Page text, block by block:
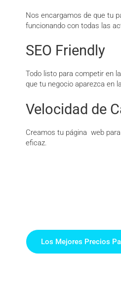
Nos encargamos de que tu
funcionando con todas las
SEO Friendly
Todo listo para competir en
que tu negocio aparezca en
Velocidad de
Creamos tu página web
eficaz.
Los Mejores Precios